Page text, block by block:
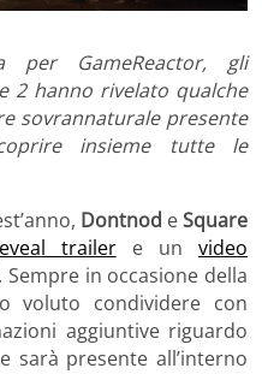
per GameReactor, gli
2 hanno rivelato qualche
sovrannaturale presente
insieme tutte le
Dontnod eSquare
trailere un video
. Sempre in occasione della
voluto condividere con
aggiuntive riguardo
sarà presente all’interno